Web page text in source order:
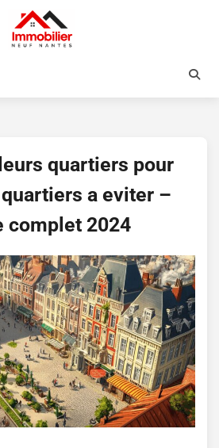
quartiers pour
a eviter –
complet 2024